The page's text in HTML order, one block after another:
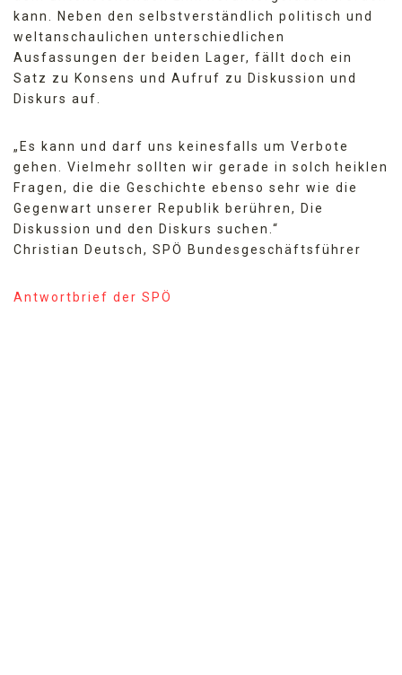
kann. Neben den selbstverständlich politisch und
weltanschaulichen unterschiedlichen
Ausfassungen der beiden Lager, fällt doch ein
Satz zu Konsens und Aufruf zu Diskussion und
Diskurs auf.
„Es kann und darf uns keinesfalls um Verbote
gehen. Vielmehr sollten wir gerade in solch heiklen
Fragen, die die Geschichte ebenso sehr wie die
Gegenwart unserer Republik berühren, Die
Diskussion und den Diskurs suchen.“
Christian Deutsch, SPÖ Bundesgeschäftsführer
Antwortbrief der SPÖ